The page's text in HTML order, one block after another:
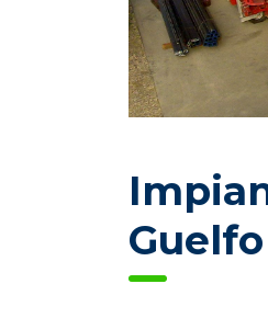
Guelfo